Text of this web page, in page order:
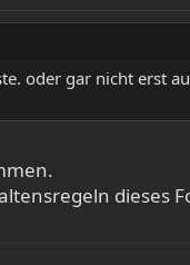
oder gar nicht erst
dieses